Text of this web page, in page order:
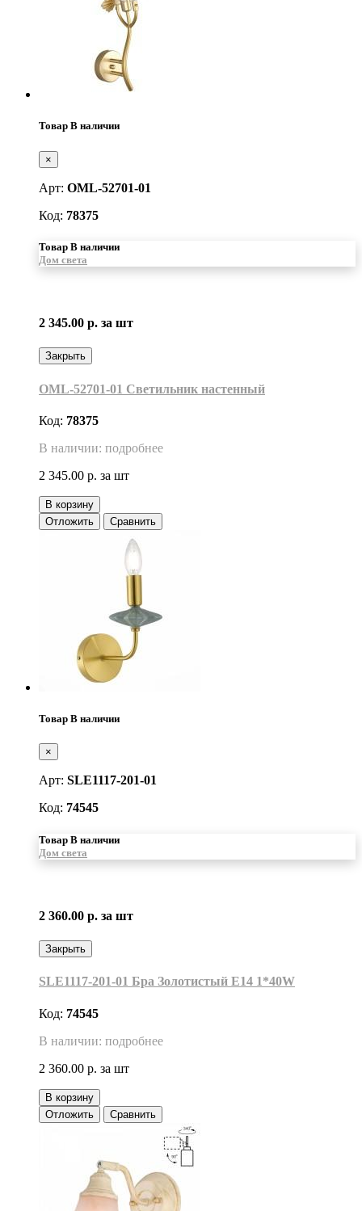
Товар В наличии
×
Арт: OML-52701-01
Код: 78375
Товар В наличии
Дом света
2 345.00 р. за шт
Закрыть
OML-52701-01 Светильник настенный
Код: 78375
В наличии: подробнее
2 345.00 р. за шт
В корзину
Отложить
Сравнить
Товар В наличии
×
Арт: SLE1117-201-01
Код: 74545
Товар В наличии
Дом света
2 360.00 р. за шт
Закрыть
SLE1117-201-01 Бра Золотистый E14 1*40W
Код: 74545
В наличии: подробнее
2 360.00 р. за шт
В корзину
Отложить
Сравнить